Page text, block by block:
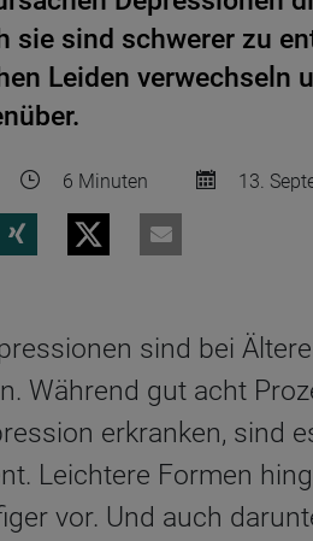
sie sind schwerer zu
Leiden verwechseln
6 Minuten 13.
sind bei
Während gut acht
erkranken, sind
Leichtere Formen
vor. Und auch